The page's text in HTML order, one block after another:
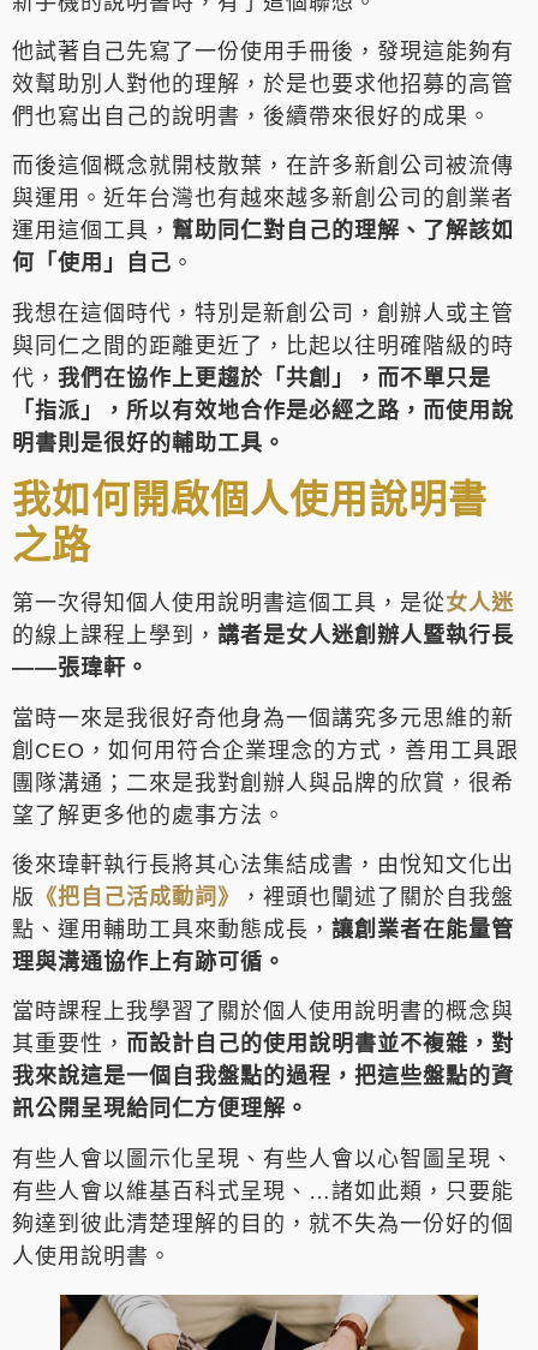
他試著自己先寫了一份使用手冊後，發現這能夠有
效幫助別人對他的理解，於是也要求他招募的高管
們也寫出自己的說明書，後續帶來很好的成果。
而後這個概念就開枝散葉，在許多新創公司被流傳
與運用。近年台灣也有越來越多新創公司的創業者
運用這個工具， 幫助同仁對自己的理解、了解該如
何「使用」自己 。
我想在這個時代，特別是新創公司，創辦人或主管
與同仁之間的距離更近了，比起以往明確階級的時
代， 我們在協作上更趨於「共創」，而不單只是
「指派」，所以有效地合作是必經之路，而使用說
明書則是很好的輔助工具。
我如何開啟個人使用說明書
之路
第一次得知個人使用說明書這個工具，是從女人迷
的線上課程上學到， 講者是女人迷創辦人暨執行長
——張瑋軒。
當時一來是我很好奇他身為一個講究多元思維的新
創CEO，如何用符合企業理念的方式，善用工具跟
團隊溝通；二來是我對創辦人與品牌的欣賞，很希
望了解更多他的處事方法。
後來瑋軒執行長將其心法集結成書，由悅知文化出
版 《把自己活成動詞》
，裡頭也闡述了關於自我盤
點、運用輔助工具來動態成長， 讓創業者在能量管
理與溝通協作上有跡可循。
當時課程上我學習了關於個人使用說明書的概念與
其重要性， 而設計自己的使用說明書並不複雜，對
我來說這是一個自我盤點的過程，把這些盤點的資
訊公開呈現給同仁方便理解。
有些人會以圖示化呈現、有些人會以心智圖呈現、
有些人會以維基百科式呈現、…諸如此類，只要能
夠達到彼此清楚理解的目的，就不失為一份好的個
人使用說明書。